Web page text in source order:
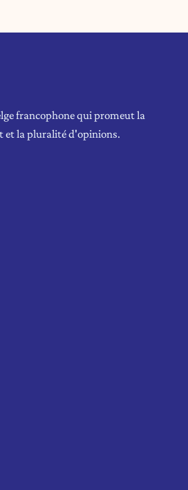
francophone qui promeut la
et la pluralité d'opinions.